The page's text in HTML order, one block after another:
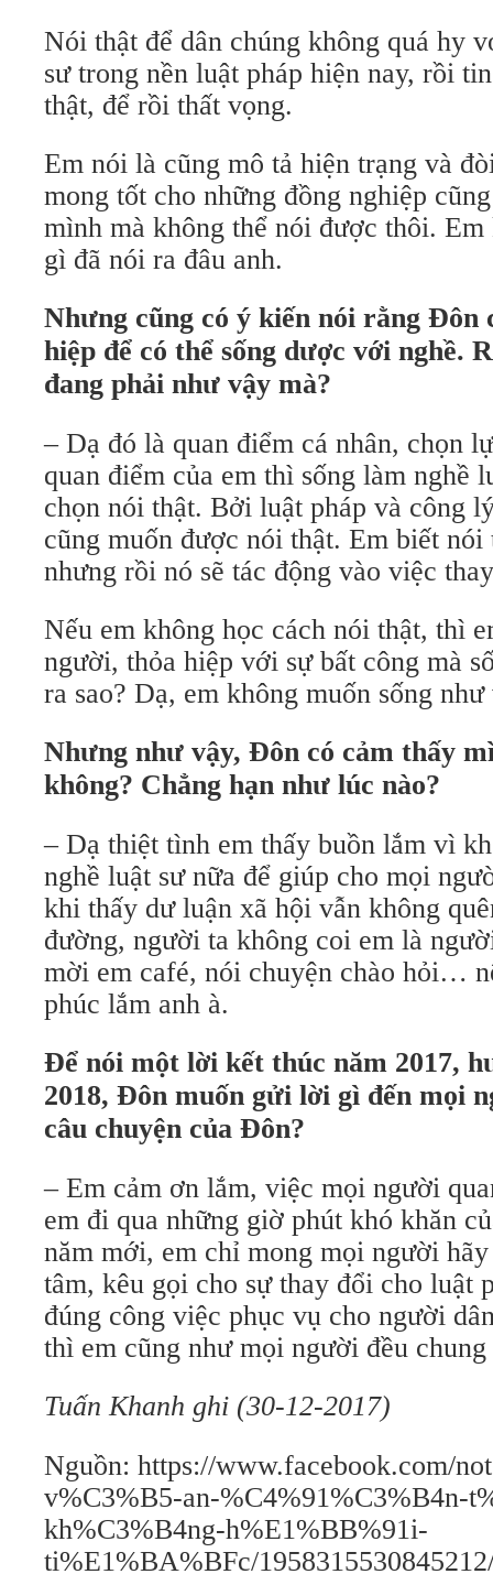
Nói thật để dân chúng không quá hy
sư trong nền luật pháp hiện nay, rồi
thật, để rồi thất vọng.
Em nói là cũng mô tả hiện trạng và
mong tốt cho những đồng nghiệp
mình mà không thể nói được thôi.
gì đã nói ra đâu anh.
Nhưng cũng có ý kiến nói rằng Đôn
hiệp để có thể sống dược với nghề.
đang phải như vậy mà?
– Dạ đó là quan điểm cá nhân, chọn
quan điểm của em thì sống làm nghề
chọn nói thật. Bởi luật pháp và công
cũng muốn được nói thật. Em biết nói
nhưng rồi nó sẽ tác động vào việc
Nếu em không học cách nói thật, thì
người, thỏa hiệp với sự bất công mà
ra sao? Dạ, em không muốn sống như
Nhưng như vậy, Đôn có cảm thấy
không? Chẳng hạn như lúc nào?
– Dạ thiệt tình em thấy buồn lắm vì
nghề luật sư nữa để giúp cho mọi
khi thấy dư luận xã hội vẫn không
đường, người ta không coi em là
mời em café, nói chuyện chào hỏi…
phúc lắm anh à.
Để nói một lời kết thúc năm 2017,
2018, Đôn muốn gửi lời gì đến mọi
câu chuyện của Đôn?
– Em cảm ơn lắm, việc mọi người
em đi qua những giờ phút khó khăn
năm mới, em chỉ mong mọi người
tâm, kêu gọi cho sự thay đổi cho luật
đúng công việc phục vụ cho người
thì em cũng như mọi người đều
Tuấn Khanh ghi (30-12-2017)
Nguồn: https://www.facebook.com/
v%C3%B5-an-%C4%91%C3%B4n-
kh%C3%B4ng-h%E1%BB%91i-
ti%E1%BA%BFc/